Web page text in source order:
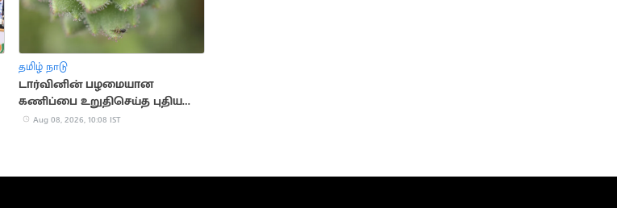
தமிழ் நாடு
டார்வினின் பழமையான
கணிப்பை உறுதிசெய்த புதிய
அறிவியல் ஆய்வு
Aug 08, 2026, 10:08 IST